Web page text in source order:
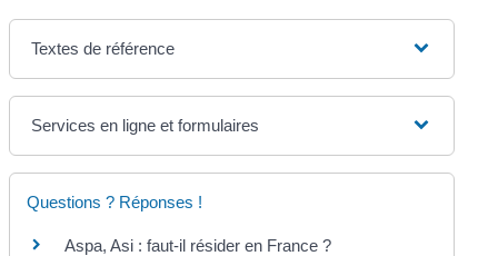
Textes de référence
Services en ligne et formulaires
Questions ? Réponses !
Aspa, Asi : faut-il résider en France ?